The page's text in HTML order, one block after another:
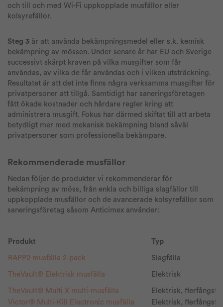
och till och med Wi-Fi uppkopplade musfällor eller
kolsyrefällor.
Steg 3 är att använda bekämpningsmedel eller s.k. kemisk
bekämpning av mössen. Under senare år har EU och Sverige
successivt skärpt kraven på vilka musgifter som får
användas, av vilka de får användas och i vilken utsträckning.
Resultatet är att det inte finns några verksamma musgifter för
privatpersoner att tillgå. Samtidigt har saneringsföretagen
fått ökade kostnader och hårdare regler kring att
administrera musgift. Fokus har därmed skiftat till att arbeta
betydligt mer med mekanisk bekämpning bland såväl
privatpersoner som professionella bekämpare.
Rekommenderade musfällor
Nedan följer de produkter vi rekommenderar för
bekämpning av möss, från enkla och billiga slagfällor till
uppkopplade musfällor och de avancerade kolsyrefällor som
saneringsföretag såsom Anticimex använder:
Produkt Typ
RAPP2 musfälla 2-pack Slagfälla
TheVault® Elektrisk musfälla Elektrisk
TheVault® Multi X multi-musfälla
Elektrisk, flerfångst
Victor® Multi-Kill Electronic musfälla
Elektrisk, flerfångst